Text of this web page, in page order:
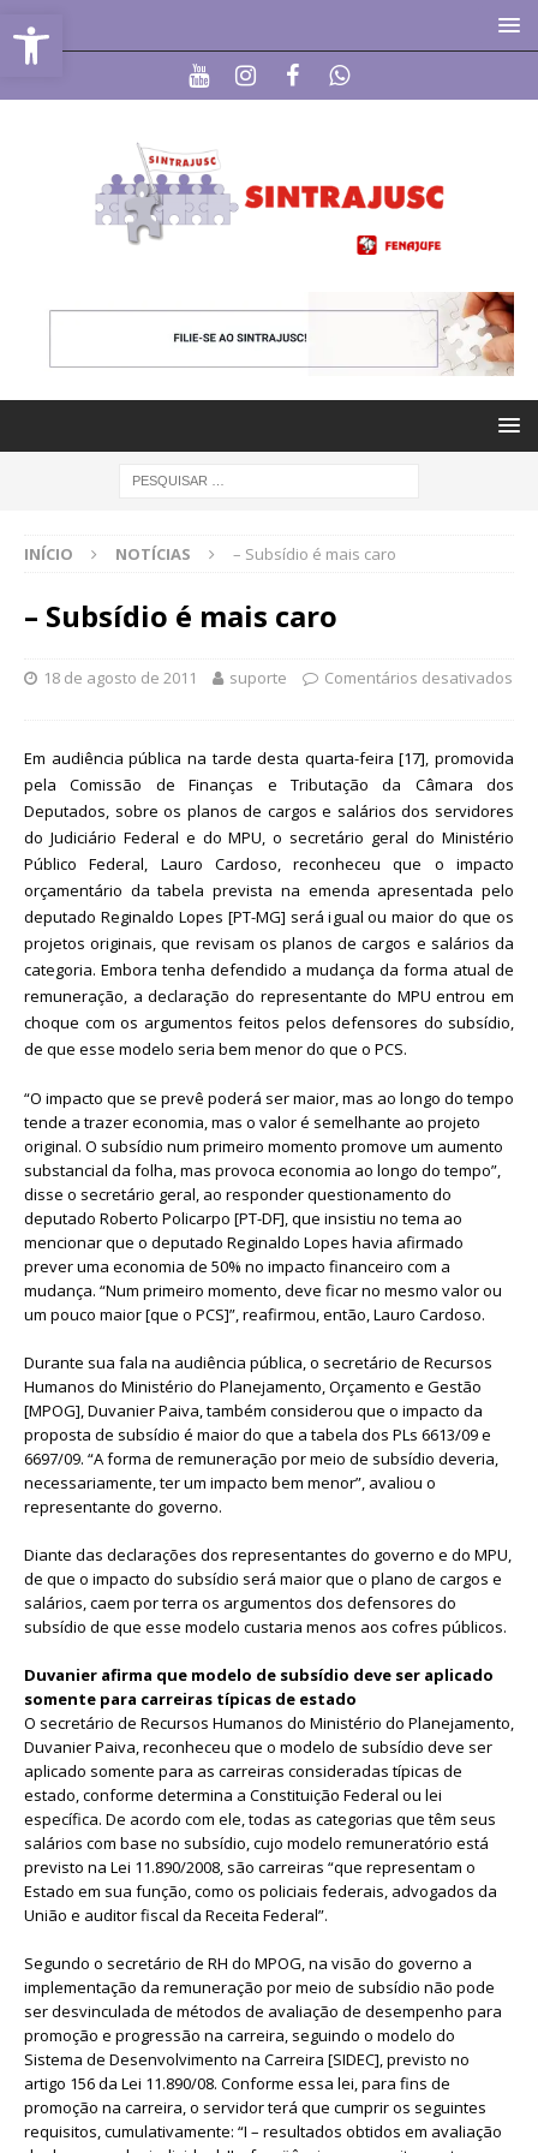
Abrir a barra de ferramentas
INÍCIO NOTÍCIAS – Subsídio é mais caro
– Subsídio é mais caro
18 de agosto de 2011 suporte Comentários desativados
Em audiência pública na tarde desta quarta-feira [17], promovida
pela Comissão de Finanças e Tributação da Câmara dos
Deputados, sobre os planos de cargos e salários dos servidores
do Judiciário Federal e do MPU, o secretário geral do Ministério
Público Federal, Lauro Cardoso, reconheceu que o impacto
orçamentário da tabela prevista na emenda apresentada pelo
deputado Reginaldo Lopes [PT-MG] será igual ou maior do que os
projetos originais, que revisam os planos de cargos e salários da
categoria. Embora tenha defendido a mudança da forma atual de
remuneração, a declaração do representante do MPU entrou em
choque com os argumentos feitos pelos defensores do subsídio,
de que esse modelo seria bem menor do que o PCS.
“O impacto que se prevê poderá ser maior, mas ao longo do tempo
tende a trazer economia, mas o valor é semelhante ao projeto
original. O subsídio num primeiro momento promove um aumento
substancial da folha, mas provoca economia ao longo do tempo”,
disse o secretário geral, ao responder questionamento do
deputado Roberto Policarpo [PT-DF], que insistiu no tema ao
mencionar que o deputado Reginaldo Lopes havia afirmado
prever uma economia de 50% no impacto financeiro com a
mudança. “Num primeiro momento, deve ficar no mesmo valor ou
um pouco maior [que o PCS]”, reafirmou, então, Lauro Cardoso.
Durante sua fala na audiência pública, o secretário de Recursos
Humanos do Ministério do Planejamento, Orçamento e Gestão
[MPOG], Duvanier Paiva, também considerou que o impacto da
proposta de subsídio é maior do que a tabela dos PLs 6613/09 e
6697/09. “A forma de remuneração por meio de subsídio deveria,
necessariamente, ter um impacto bem menor”, avaliou o
representante do governo.
Diante das declarações dos representantes do governo e do MPU,
de que o impacto do subsídio será maior que o plano de cargos e
salários, caem por terra os argumentos dos defensores do
subsídio de que esse modelo custaria menos aos cofres públicos.
Duvanier afirma que modelo de subsídio deve ser aplicado
somente para carreiras típicas de estado
O secretário de Recursos Humanos do Ministério do Planejamento,
Duvanier Paiva, reconheceu que o modelo de subsídio deve ser
aplicado somente para as carreiras consideradas típicas de
estado, conforme determina a Constituição Federal ou lei
específica. De acordo com ele, todas as categorias que têm seus
salários com base no subsídio, cujo modelo remuneratório está
previsto na Lei 11.890/2008, são carreiras “que representam o
Estado em sua função, como os policiais federais, advogados da
União e auditor fiscal da Receita Federal”.
Segundo o secretário de RH do MPOG, na visão do governo a
implementação da remuneração por meio de subsídio não pode
ser desvinculada de métodos de avaliação de desempenho para
promoção e progressão na carreira, seguindo o modelo do
Sistema de Desenvolvimento na Carreira [SIDEC], previsto no
artigo 156 da Lei 11.890/08. Conforme essa lei, para fins de
promoção na carreira, o servidor terá que cumprir os seguintes
requisitos, cumulativamente: “I – resultados obtidos em avaliação